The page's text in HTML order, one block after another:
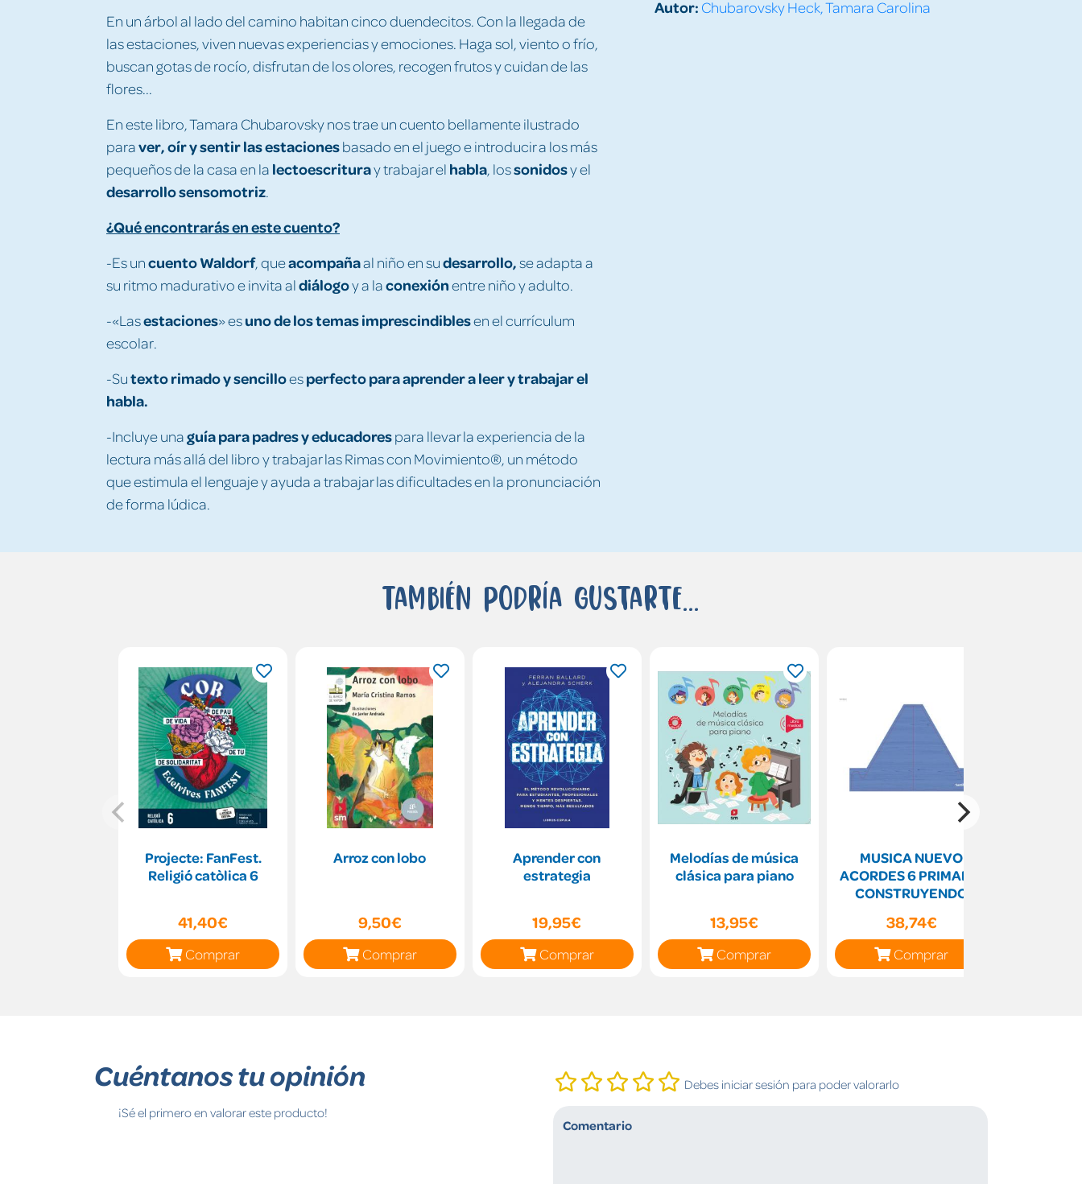
En un árbol al lado del camino habitan cinco duendecitos. Con la llegada de
las estaciones, viven nuevas experiencias y emociones. Haga sol, viento o frío,
buscan gotas de rocío, disfrutan de los olores, recogen frutos y cuidan de las
flores...
En este libro, Tamara Chubarovsky nos trae un cuento bellamente ilustrado
paraver, oír y sentir las estacionesbasado en el juego e introducir a los más
pequeños de la casa en la lectoescrituray trabajar el habla, lossonidosy el
desarrollo sensomotriz.
¿Qué encontrarás en este cuento?
-Es uncuento Waldorf, queacompañaal niño en sudesarrollo,se adapta a
su ritmo madurativo e invita aldiálogoy a laconexiónentre niño y adulto.
-«Lasestaciones» esuno de los temas imprescindiblesen el currículum
escolar.
-Sutexto rimado y sencilloesperfecto para aprender a leer y trabajar el
habla.
-Incluye unaguía para padres y educadorespara llevar la experiencia de la
lectura más allá del libro y trabajar las Rimas con Movimiento®, un método
que estimula el lenguaje y ayuda a trabajar las dificultades en la pronunciación
de forma lúdica.
Autor: Chubarovsky Heck, Tamara Carolina
También podría gustarte...
Projecte: FanFest.
Religió catòlica 6
41,40€
Comprar
Arroz con lobo
9,50€
Comprar
Aprender con
estrategia
19,95€
Comprar
Melodías de música
clásica para piano
13,95€
Comprar
MUSICA NUEVO
ACORDES 6 PRIMARIA
CONSTRUYENDO
38,74€
Comprar
Cuéntanos tu opinión
¡Sé el primero en valorar este producto!
Debes iniciar sesión para poder valorarlo